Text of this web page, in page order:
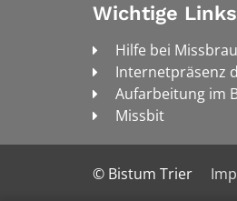
Wichtige Links
Hilfe bei
Internetpräsenz
Aufarbeitung im
Missbit
© Bistum Trier